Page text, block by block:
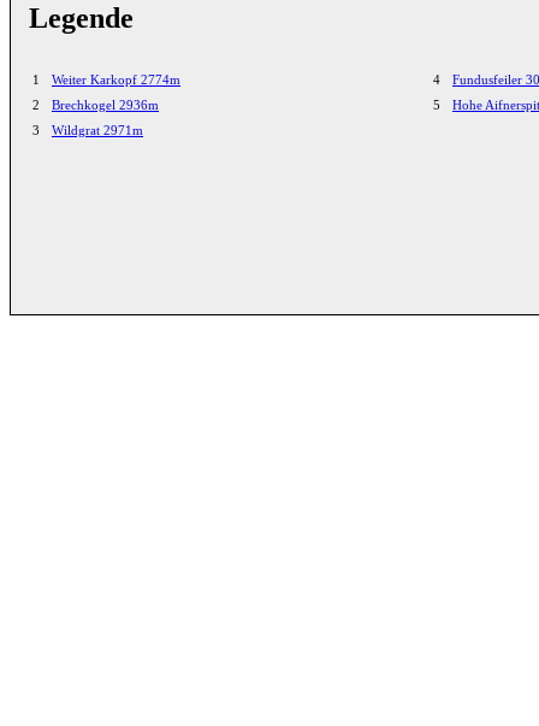
Legende
1
Weiter Karkopf 2774m
2
Brechkogel 2936m
3
Wildgrat 2971m
4
Fundusfeiler
5
Hohe